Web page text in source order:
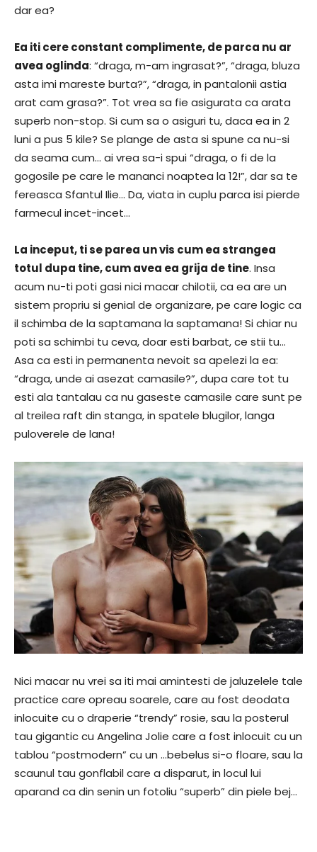
dar ea?
Ea iti cere constant complimente, de parca nu ar
avea oglinda: “draga, m-am ingrasat?”, “draga, bluza
asta imi mareste burta?”, “draga, in pantalonii astia
arat cam grasa?”. Tot vrea sa fie asigurata ca arata
superb non-stop. Si cum sa o asiguri tu, daca ea in 2
luni a pus 5 kile? Se plange de asta si spune ca nu-si
da seama cum… ai vrea sa-i spui “draga, o fi de la
gogosile pe care le mananci noaptea la 12!”, dar sa te
fereasca Sfantul Ilie… Da, viata in cuplu parca isi pierde
farmecul incet-incet…
La inceput, ti se parea un vis cum ea strangea
totul dupa tine, cum avea ea grija de tine. Insa
acum nu-ti poti gasi nici macar chilotii, ca ea are un
sistem propriu si genial de organizare, pe care logic ca
il schimba de la saptamana la saptamana! Si chiar nu
poti sa schimbi tu ceva, doar esti barbat, ce stii tu…
Asa ca esti in permanenta nevoit sa apelezi la ea:
“draga, unde ai asezat camasile?”, dupa care tot tu
esti ala tantalau ca nu gaseste camasile care sunt pe
al treilea raft din stanga, in spatele blugilor, langa
puloverele de lana!
Nici macar nu vrei sa iti mai amintesti de jaluzelele tale
practice care opreau soarele, care au fost deodata
inlocuite cu o draperie “trendy” rosie, sau la posterul
tau gigantic cu Angelina Jolie care a fost inlocuit cu un
tablou “postmodern” cu un …bebelus si-o floare, sau la
scaunul tau gonflabil care a disparut, in locul lui
aparand ca din senin un fotoliu “superb” din piele bej…